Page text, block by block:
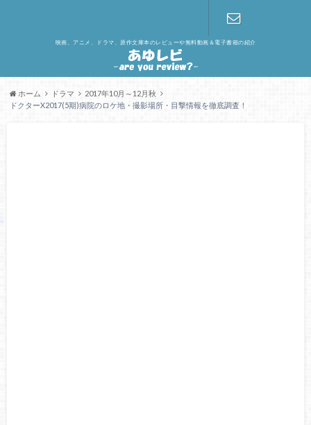
映画、アニメ、ドラマ、原作文庫本のレビューや無料動画＆電子書籍の紹介
ホーム ドラマ
2017年10月～12月秋
ドクターX2017(5期)病院のロケ地・撮影場所・目撃情報を徹底調査！